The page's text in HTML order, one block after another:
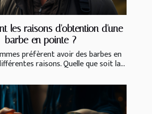
les raisons d'obtention d'une
barbe en pointe ?
préfèrent avoir des barbes en
raisons. Quelle que soit la...